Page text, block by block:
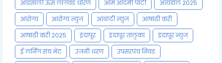
आडसाली ऊस लागवड धोरण
आम आदमी पार्टी
आयडॉल 2025
आरोग्य
आरोग्य न्युज आळंदी न्युज
आषाढी वारी
आषाढी वारी 2025
इंदापूर इंदापूर तालुका
इंदापूर न्युज
ई लर्निंग संच भेट
उजनी धरण
उपसरपंच निवड